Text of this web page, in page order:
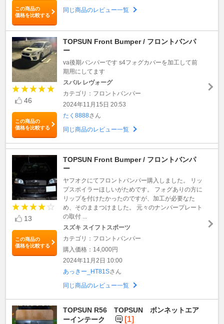
この商品の
価格を比較する
同じ商品のレビュー一覧
46
この商品の
価格を比較する
TOPSUN Front Bumper / フロントバンパ
ー
va後期バンパーです s4フォグカバーを加工して前
期用にしてます
スバル レヴォーグ
カテゴリ：フロントバンパー
2024年11月15日 20:53
たく8888さん
同じ商品のレビュー一覧
13
この商品の
価格を比較する
TOPSUN Front Bumper / フロントバンパ
ー
ヤフオクにてフロントバンパー購入しました。 リッ
プスポイラーほしいがためです。 フォグありの方に
リップを付けたかったのですが、加工が必要なた
め、そのままつけました。 元々のナンバープレート
の取付 ...
スズキ スイフトスポーツ
カテゴリ：フロントバンパー
購入価格：14,000円
2024年11月2日 10:00
あっきー_HT81Sさん
同じ商品のレビュー一覧
TOPSUN R56 TOPSUN ボンネットエア
ーインテーク
[1]